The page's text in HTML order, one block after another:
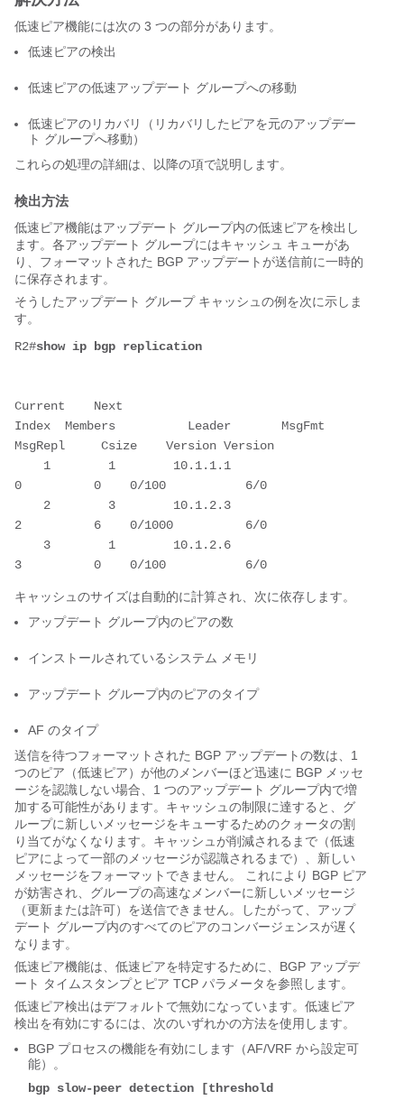
低速ピア機能には次の 3 つの部分があります。
低速ピアの検出
低速ピアの低速アップデート グループへの移動
低速ピアのリカバリ（リカバリしたピアを元のアップデー
ト グループへ移動）
これらの処理の詳細は、以降の項で説明します。
検出方法
低速ピア機能はアップデート グループ内の低速ピアを検出し
ます。各アップデート グループにはキャッシュ キューがあ
り、フォーマットされた BGP アップデートが送信前に一時的
に保存されます。
そうしたアップデート グループ キャッシュの例を次に示しま
す。
R2#show ip bgp replication
Current    Next
Index  Members          Leader       MsgFmt
MsgRepl     Csize    Version Version
1        1        10.1.1.1
0          0    0/100           6/0
2        3        10.1.2.3
2          6    0/1000          6/0
3        1        10.1.2.6
3          0    0/100           6/0
キャッシュのサイズは自動的に計算され、次に依存します。
アップデート グループ内のピアの数
インストールされているシステム メモリ
アップデート グループ内のピアのタイプ
AF のタイプ
送信を待つフォーマットされた BGP アップデートの数は、1
つのピア（低速ピア）が他のメンバーほど迅速に BGP メッセ
ージを認識しない場合、1 つのアップデート グループ内で増
加する可能性があります。キャッシュの制限に達すると、グ
ループに新しいメッセージをキューするためのクォータの割
り当てがなくなります。キャッシュが削減されるまで（低速
ピアによって一部のメッセージが認識されるまで）、新しい
メッセージをフォーマットできません。 これにより BGP ピア
が妨害され、グループの高速なメンバーに新しいメッセージ
（更新または許可）を送信できません。したがって、アップ
デート グループ内のすべてのピアのコンバージェンスが遅く
なります。
低速ピア機能は、低速ピアを特定するために、BGP アップデ
ート タイムスタンプとピア TCP パラメータを参照します。
低速ピア検出はデフォルトで無効になっています。低速ピア
検出を有効にするには、次のいずれかの方法を使用します。
BGP プロセスの機能を有効にします（AF/VRF から設定可
能）。
bgp slow-peer detection [threshold